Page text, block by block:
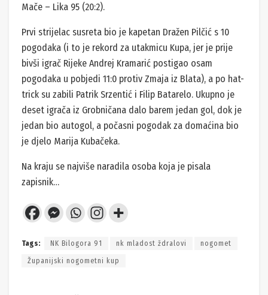
Mače – Lika 95 (20:2).
Prvi strijelac susreta bio je kapetan Dražen Pilčić s 10
pogodaka (i to je rekord za utakmicu Kupa, jer je prije
bivši igrač Rijeke Andrej Kramarić postigao osam
pogodaka u pobjedi 11:0 protiv Zmaja iz Blata), a po hat-
trick su zabili Patrik Srzentić i Filip Batarelo. Ukupno je
deset igrača iz Grobničana dalo barem jedan gol, dok je
jedan bio autogol, a počasni pogodak za domaćina bio
je djelo Marija Kubačeka.
Na kraju se najviše naradila osoba koja je pisala
zapisnik…
Tags: NK Bilogora 91 nk mladost ždralovi nogomet
Županijski nogometni kup